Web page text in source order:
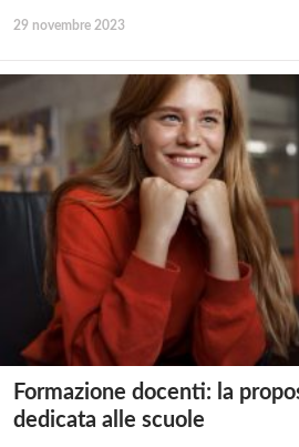
29 novembre 2023
Formazione docenti: la
dedicata alle scuole